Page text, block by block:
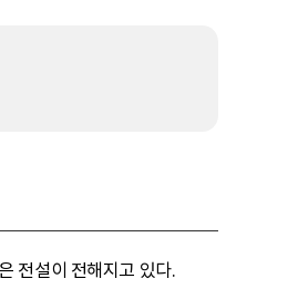
전설이 전해지고 있다.